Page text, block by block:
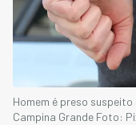
Homem é preso
Campina Grande Foto: